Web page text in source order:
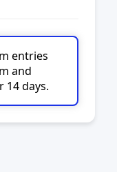
entries
and
14 days.